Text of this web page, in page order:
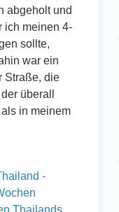
abgeholt und
ich meinen 4-
sollte,
war ein
Straße, die
überall
in meinem
-
Thailands